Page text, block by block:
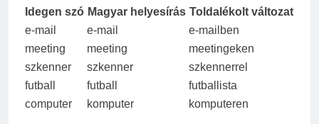
Idegen szó Magyar helyesírás Toldalékolt változat
e-mail
e-mail
e-mailben
meeting
meeting
meetingeken
szkenner
szkenner
szkennerrel
futball
futball
futballista
computer
komputer komputeren